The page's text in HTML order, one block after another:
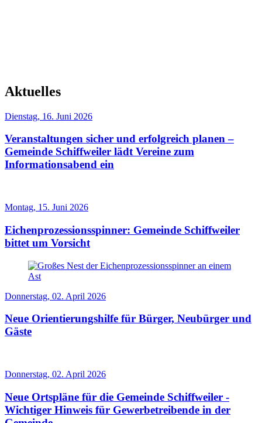
Aktuelles
Dienstag, 16. Juni 2026
Veranstaltungen sicher und erfolgreich planen –
Gemeinde Schiffweiler lädt Vereine zum
Informationsabend ein
Montag, 15. Juni 2026
Eichenprozessionsspinner: Gemeinde Schiffweiler
bittet um Vorsicht
Donnerstag, 02. April 2026
Neue Orientierungshilfe für Bürger, Neubürger und
Gäste
Donnerstag, 02. April 2026
Neue Ortspläne für die Gemeinde Schiffweiler -
Wichtiger Hinweis für Gewerbetreibende in der